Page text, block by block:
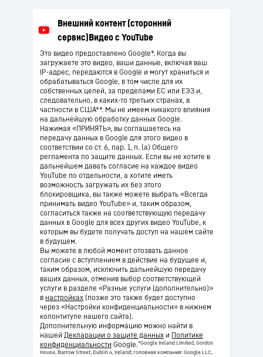
Это видео предоставлено Google*. Когда вы
загружаете это видео, ваши данные, включая ваш
IP-адрес, передаются в Google и могут храниться и
обрабатываться Google, в том числе для их
собственных целей, за пределами ЕС или ЕЭЗ и,
следовательно, в каких-то третьих странах, в
частности в США**. Мы не имеем никакого влияния
на дальнейшую обработку данных Google.
Нажимая «ПРИНЯТЬ», вы соглашаетесь на
передачу данных в Google для этого видео в
соответствии со ст. 6, пар. 1, п. (а) Общего
регламента по защите данных. Если вы не хотите в
дальнейшем давать согласие на каждое видео
YouTube по отдельности, а хотите иметь
возможность загружать их без этого
блокировщика, вы также можете выбрать «Всегда
принимать видео YouTube» и, таким образом,
согласиться также на соответствующую передачу
данных в Google для всех других видео YouTube, к
которым вы будете получать доступ на нашем сайте
в будущем.
Вы можете в любой момент отозвать данное
согласие с вступлением в действие на будущее и,
таким образом, исключить дальнейшую передачу
ваших данных, отменив выбор соответствующей
услуги в разделе «Разные услуги (дополнительно)»
в настройках (позже это также будет доступно
через «Настройки конфиденциальности» в нижнем
колонтитуле нашего сайта).
Дополнительную информацию можно найти в
нашей Декларации о защите данных и Политике
конфиденциальности Google.*Google Ireland Limited, Gordon
House, Barrow Street, Dublin 4, Ireland; головная компания: Google LLC,